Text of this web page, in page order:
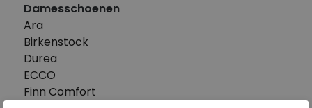
Damesschoenen
Ara
Birkenstock
Durea
ECCO
Finn Comfort